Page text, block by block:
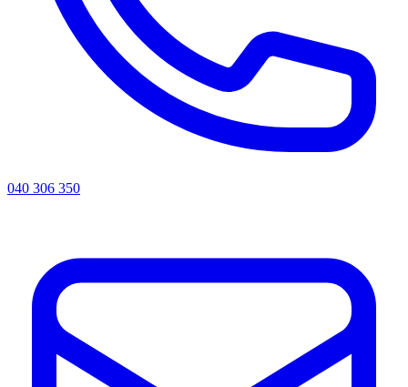
040 306 350